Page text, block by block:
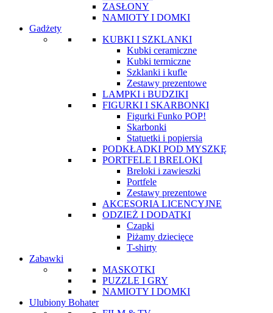
ZASŁONY
NAMIOTY I DOMKI
Gadżety
KUBKI I SZKLANKI
Kubki ceramiczne
Kubki termiczne
Szklanki i kufle
Zestawy prezentowe
LAMPKI i BUDZIKI
FIGURKI I SKARBONKI
Figurki Funko POP!
Skarbonki
Statuetki i popiersia
PODKŁADKI POD MYSZKĘ
PORTFELE I BRELOKI
Breloki i zawieszki
Portfele
Zestawy prezentowe
AKCESORIA LICENCYJNE
ODZIEŻ I DODATKI
Czapki
Piżamy dziecięce
T-shirty
Zabawki
MASKOTKI
PUZZLE I GRY
NAMIOTY I DOMKI
Ulubiony Bohater